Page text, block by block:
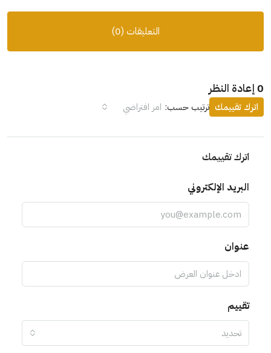
التعليقات (0)
0 إعادة النظر
ترتيب حسب: امر افتراضي اترك تقييمك
اترك تقييمك
البريد الإلكتروني
عنوان
تقييم
تحديد